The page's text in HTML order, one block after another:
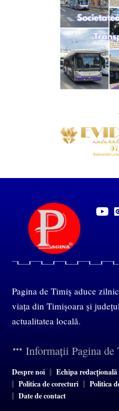
Pagina de Timiș aduce
viața din Timișoara și
actualitatea locală.
Informații Pagina de
Despre noi Echipa redacțională
Politica de corecturi
Politica
Date de contact